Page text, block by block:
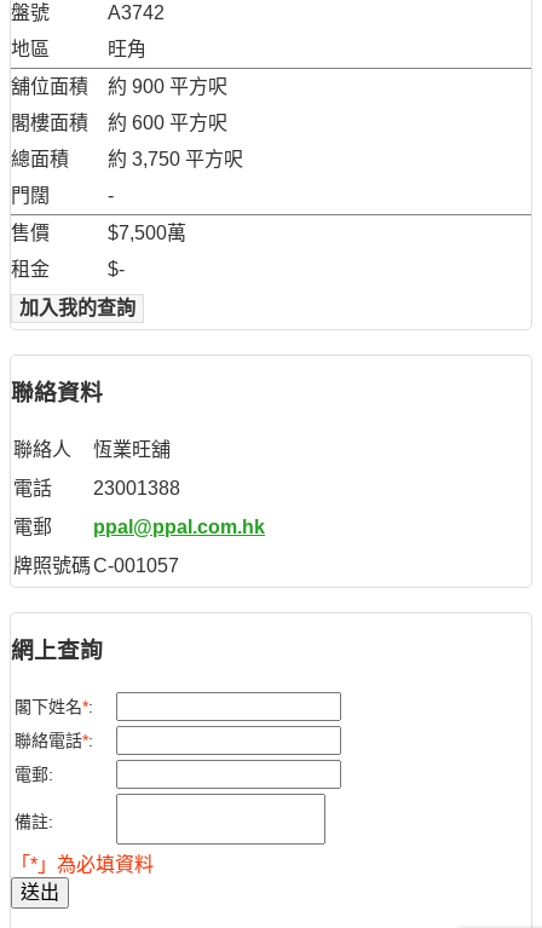
盤號
A3742
地區
旺角
舖位面積
約 900 平方呎
閣樓面積
約 600 平方呎
總面積
約 3,750 平方呎
門闊
-
售價
$7,500萬
租金
$-
加入我的查詢
聯絡資料
聯絡人
恆業旺舖
電話
23001388
電郵
ppal@ppal.com.hk
牌照號碼C-001057
網上查詢
閣下姓名*:
聯絡電話*:
電郵:
備註:
「*」為必填資料
送出